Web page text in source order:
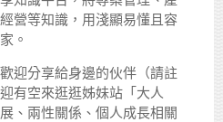
營等知識，用淺顯易懂且容
。
迎分享給身邊的伙伴（請註
有空來逛逛姊妹站「大人
、兩性關係、個人成長相關